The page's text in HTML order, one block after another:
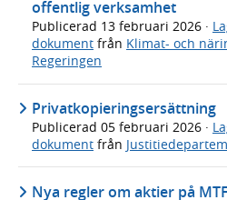
offentlig verksamhet
Publicerad 13 februari 2026 ·
dokument från Klimat- och
Regeringen
Privatkopieringsersättning
Publicerad 05 februari 2026 ·
dokument från
Nya regler om aktier på